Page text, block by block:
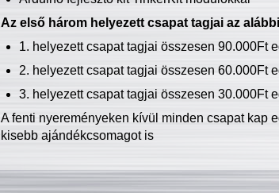
Az első három helyezett csapat tagjai az
1. helyezett csapat tagjai összesen 90.000Ft
2. helyezett csapat tagjai összesen 60.000Ft
3. helyezett csapat tagjai összesen 30.000Ft
A fenti nyereményeken kívül minden csapat kap
kisebb ajándékcsomagot is